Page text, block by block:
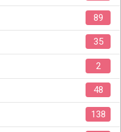
89
35
2
48
138